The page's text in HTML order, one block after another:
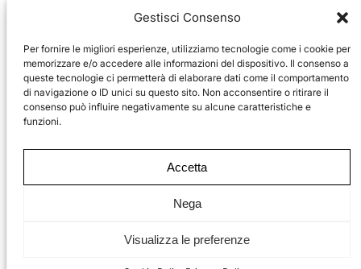
Gestisci Consenso
Per fornire le migliori esperienze, utilizziamo tecnologie come i cookie per
memorizzare e/o accedere alle informazioni del dispositivo. Il consenso a
queste tecnologie ci permetterà di elaborare dati come il comportamento
di navigazione o ID unici su questo sito. Non acconsentire o ritirare il
consenso può influire negativamente su alcune caratteristiche e
funzioni.
Accetta
Nega
Visualizza le preferenze
via Ulderico Ollearo, 5
ISCRIVITI